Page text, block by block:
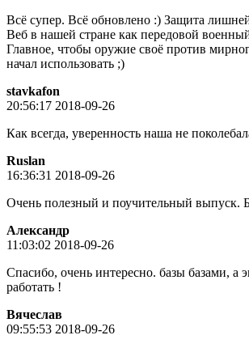
Всё супер. Всё обновлено :) Защита
Веб в нашей стране как передовой
Главное, чтобы оружие своё против
начал использовать ;)
stavkafon
20:56:17 2018-09-26
Как всегда, уверенность наша не
Ruslan
16:36:31 2018-09-26
Очень полезный и поучительный выпуск.
Александр
11:03:02 2018-09-26
Спасибо, очень интересно. базы базами, а
работать !
Вячeслaв
09:55:53 2018-09-26